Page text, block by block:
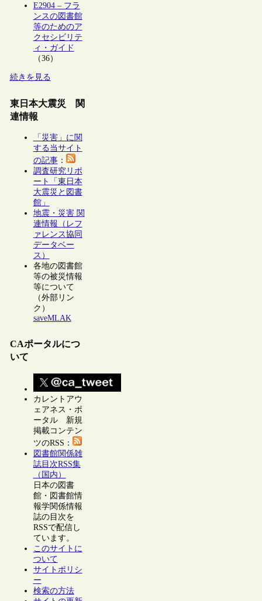
E2904 – フラ
ンスの図書館
等のためのア
クセシビリテ
ィ・ガイド
（36）
続きを見る
東日本大震災 関
連情報
「災害」に関
する当サイト
の記事：
調査研究リポ
ート「東日本
大震災と図書
館」
地震・災害 関
連情報（レフ
ァレンス協同
データベー
ス）
各地の図書館
等の被災情報
等について
（外部リン
ク）
saveMLAK
CAポータルにつ
いて
カレントアウ
ェアネス・ポ
ータル 新規
掲載コンテン
ツのRSS：
図書館関係雑
誌目次RSS集
（国内）
日本の図書
館・図書館情
報学関係情報
誌の目次を
RSSで配信し
ています。
このサイトに
ついて
サイトポリシ
ー
検索の方法